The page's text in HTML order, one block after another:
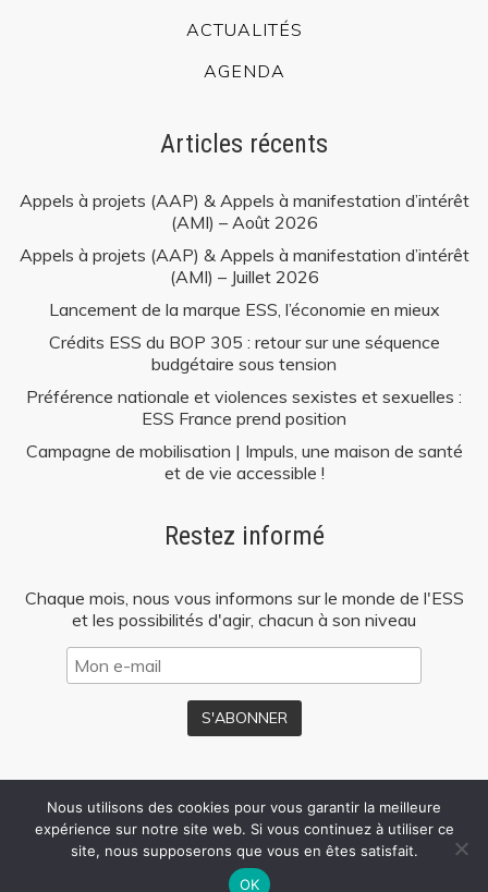
ACTUALITÉS
AGENDA
Articles récents
Appels à projets (AAP) & Appels à manifestation d’intérêt
(AMI) – Août 2026
Appels à projets (AAP) & Appels à manifestation d’intérêt
(AMI) – Juillet 2026
Lancement de la marque ESS, l’économie en mieux
Crédits ESS du BOP 305 : retour sur une séquence
budgétaire sous tension
Préférence nationale et violences sexistes et sexuelles :
ESS France prend position
Campagne de mobilisation | Impuls, une maison de santé
et de vie accessible !
Restez informé
Chaque mois, nous vous informons sur le monde de l'ESS
et les possibilités d'agir, chacun à son niveau
Mentions
légales
Politique de
confidentialité
Presse
Les ressources
3 rue de Vincennes,
93100 Montreuil
contact@cressidf.org
Rechercher sur le site
Nous utilisons des cookies pour vous garantir la meilleure
expérience sur notre site web. Si vous continuez à utiliser ce
site, nous supposerons que vous en êtes satisfait.
OK